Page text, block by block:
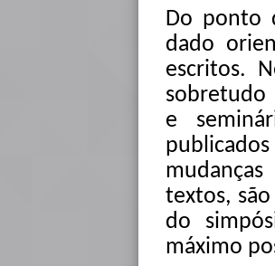
Do ponto
dado
escritos.
sobretudo
e
textos,
do
máximo